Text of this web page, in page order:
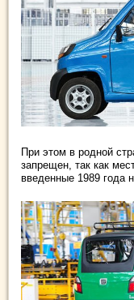
При этом в родной
запрещен, так как
введенные 1989 года